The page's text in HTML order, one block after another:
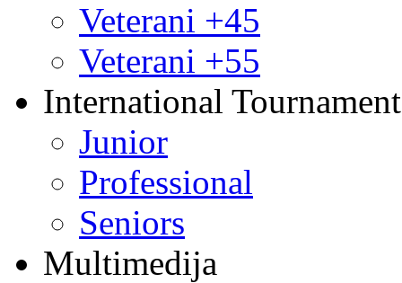
Veterani +45
Veterani +55
International
Junior
Professional
Seniors
Multimedija